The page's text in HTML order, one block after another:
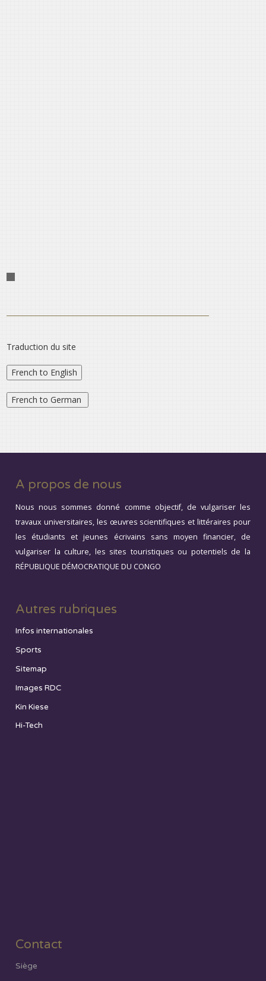
Traduction du site
A propos de nous
Nous nous sommes donné comme objectif, de vulgariser les
travaux universitaires, les œuvres scientifiques et littéraires pour
les étudiants et jeunes écrivains sans moyen financier, de
vulgariser la culture, les sites touristiques ou potentiels de la
RÉPUBLIQUE DÉMOCRATIQUE DU CONGO
Autres rubriques
Infos internationales
Sports
Sitemap
Images RDC
Kin Kiese
Hi-Tech
Contact
Siège